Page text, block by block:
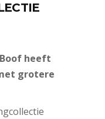
heeft
grotere